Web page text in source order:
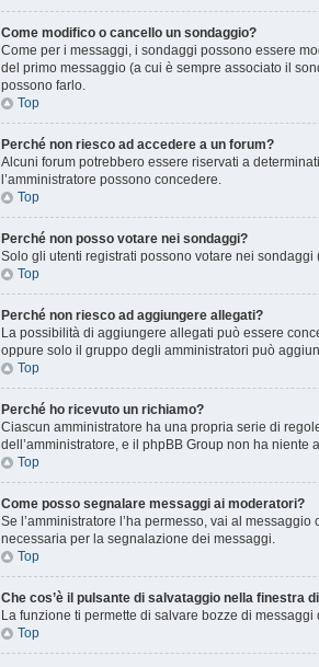
Come modifico o cancello un sondaggio?
Come per i messaggi, i sondaggi possono essere
del primo messaggio (a cui è sempre associato il
possono farlo.
Top
Perché non riesco ad accedere a un forum?
Alcuni forum potrebbero essere riservati a
l’amministratore possono concedere.
Top
Perché non posso votare nei sondaggi?
Solo gli utenti registrati possono votare nei
Top
Perché non riesco ad aggiungere allegati?
La possibilità di aggiungere allegati può essere
oppure solo il gruppo degli amministratori può
Top
Perché ho ricevuto un richiamo?
Ciascun amministratore ha una propria serie di
dell’amministratore, e il phpBB Group non ha niente
Top
Come posso segnalare messaggi ai moderatori?
Se l’amministratore l’ha permesso, vai al
necessaria per la segnalazione dei messaggi.
Top
Che cos’è il pulsante di salvataggio nella finestra
La funzione ti permette di salvare bozze di
Top